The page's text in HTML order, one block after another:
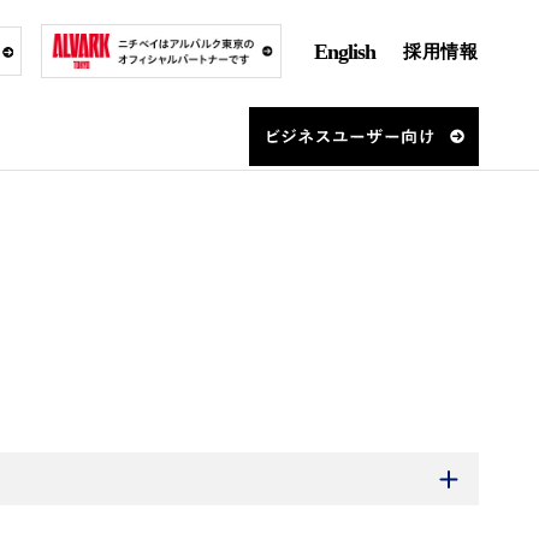
English 採用情報